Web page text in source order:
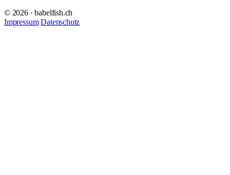
© 2026 · babelfish.ch
Impressum Datenschutz